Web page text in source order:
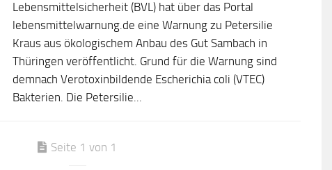
Lebensmittelsicherheit (BVL) hat über das Portal
lebensmittelwarnung.de eine Warnung zu Petersilie
Kraus aus ökologischem Anbau des Gut Sambach in
Thüringen veröffentlicht. Grund für die Warnung sind
demnach Verotoxinbildende Escherichia coli (VTEC)
Bakterien. Die Petersilie...
Seite 1 von 1